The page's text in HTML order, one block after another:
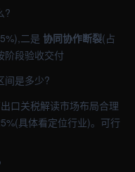
?
二是 协同协作断裂(占
阶段验收交付
间是多少?
口关税解读市场布局合理
具体看定位行业)。可行